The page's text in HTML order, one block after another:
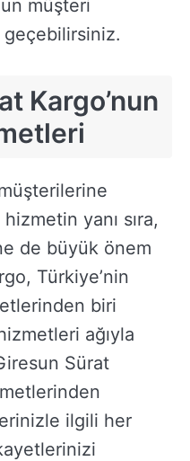
müşteri
Kargo’nun
yanı sıra,
de büyük önem
Türkiye’nin
biri
ağıyla
Sürat
ilgili her